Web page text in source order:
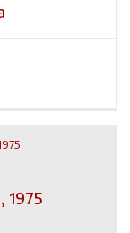
1975